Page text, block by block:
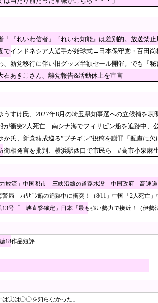
産旅行を禁じる大統領令「米国籍
日本を舞台にした某アメリカ産ア
者の情報を教えて！」 → 企業「個人情報は
左翼さん、流石にキモすぎて炎上
バーによる「正義連の名誉毀損」認める
開始、大人29,700円にｗｗｗｗｗｗｗｗｗ
ントの競争率が過去最高に」→「女性257倍、男性166
がおかしい」
供給を停止できない理由 [8/7]
度と使わせてはならない」→リプ
業員に半年以上給料未払いした挙句高飛び。工場は空っ
待受けたみたいだよ」
権剥奪や過去ワールドカップ、オリ
が報道！」
つけ脅迫、少女達はモップで…657人が死亡
は女性の正社員化と外国人の人材活
のを真に受けた中国人旅行客、だが
で「座り込んで闘う！」と意気込むも… →
品を持ち出し「ドローン攻撃で焼失した」と
を正式表明…小池百合子知事「多くの方が滞在、施設整
トで人気1位に返り咲きと報じられ論争に
「『れいわ信者』『れいわ知能』は差別的。放送禁
してしまうw
でインドネシア人選手が始球式→日本保守党・百田尚
、新党移行に伴い旧グッズ半額セール開催。でも『秘
石あきこさん、離党報告&活動休止を宣言
うすけ氏、2027年8月の埼玉県知事選への立候補を表
が衝突2人死亡 南シナ海でフィリピン船を追跡中、
か氏、新党結成巡る”ブチギレ”投稿を謝罪「配慮に
衛相発言を批判、横浜駅西口で市民ら #高市小泉麻
放流」中国都市「三峡沿線の道路水没」中国政府「高速
局「ﾌｨﾘﾋﾟﾝ船の追跡中に衝突！（8/11」中国「2人死亡
号「三峡直撃確定」日本「最も強い勢力で接近！（伊
18作品短評
実は〇〇を知らなかった」